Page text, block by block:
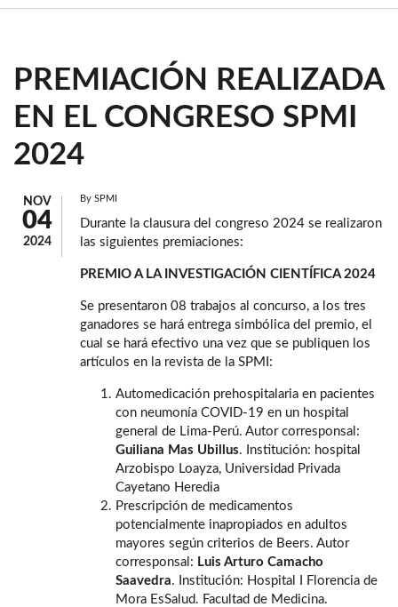
PREMIACIÓN REALIZADA
EN EL CONGRESO SPMI
2024
NOV
04
2024
By SPMI
Durante la clausura del congreso 2024 se realizaron
las siguientes premiaciones:
PREMIO A LA INVESTIGACIÓN CIENTÍFICA 2024
Se presentaron 08 trabajos al concurso, a los tres
ganadores se hará entrega simbólica del premio, el
cual se hará efectivo una vez que se publiquen los
artículos en la revista de la SPMI:
Automedicación prehospitalaria en pacientes
con neumonía COVID-19 en un hospital
general de Lima-Perú. Autor corresponsal:
Guiliana Mas Ubillus. Institución: hospital
Arzobispo Loayza, Universidad Privada
Cayetano Heredia
Prescripción de medicamentos
potencialmente inapropiados en adultos
mayores según criterios de Beers. Autor
corresponsal: Luis Arturo Camacho
Saavedra. Institución: Hospital I Florencia de
Mora EsSalud. Facultad de Medicina.